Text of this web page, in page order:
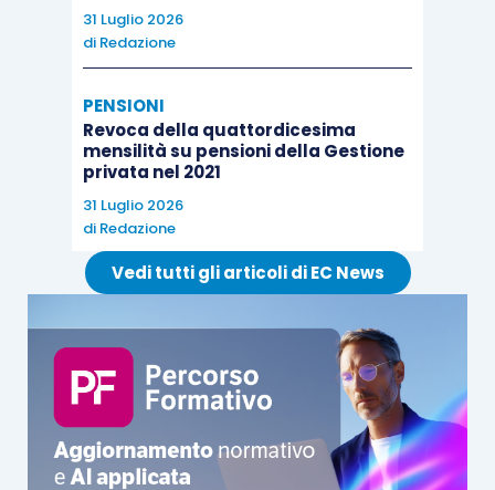
31 Luglio 2026
di Redazione
PENSIONI
Revoca della quattordicesima
mensilità su pensioni della Gestione
privata nel 2021
31 Luglio 2026
di Redazione
Vedi tutti gli articoli di EC News